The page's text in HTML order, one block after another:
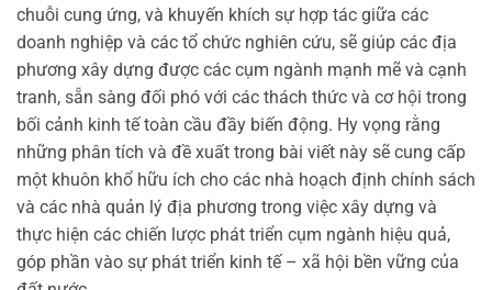
chuỗi cung ứng, và khuyến khích sự hợp tác giữa các
doanh nghiệp và các tổ chức nghiên cứu, sẽ giúp các địa
phương xây dựng được các cụm ngành mạnh mẽ và cạnh
tranh, sẵn sàng đối phó với các thách thức và cơ hội trong
bối cảnh kinh tế toàn cầu đầy biến động. Hy vọng rằng
những phân tích và đề xuất trong bài viết này sẽ cung cấp
một khuôn khổ hữu ích cho các nhà hoạch định chính sách
và các nhà quản lý địa phương trong việc xây dựng và
thực hiện các chiến lược phát triển cụm ngành hiệu quả,
góp phần vào sự phát triển kinh tế – xã hội bền vững của